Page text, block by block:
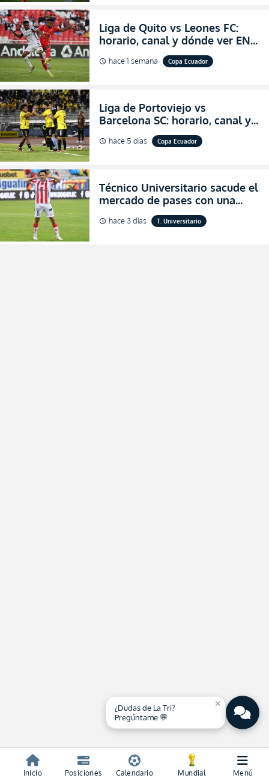
Liga de Quito vs Leones FC:
horario, canal y dónde ver EN
VIVO los octavos de final de la
Copa Ecuador 2026
schedule hace 1 semana Copa Ecuador
Liga de Portoviejo vs
Barcelona SC: horario, canal y
dónde ver EN VIVO los octavos
de final de la Copa Ecuador
schedule hace 5 días Copa Ecuador
Técnico Universitario sacude el
mercado de pases con una
verdadera revolución para
asegurar la permanencia
schedule hace 3 días T. Universitario
Inicio Posiciones Calendario Mundial Menú
close
¿Dudas de La Tri?
Pregúntame 💬